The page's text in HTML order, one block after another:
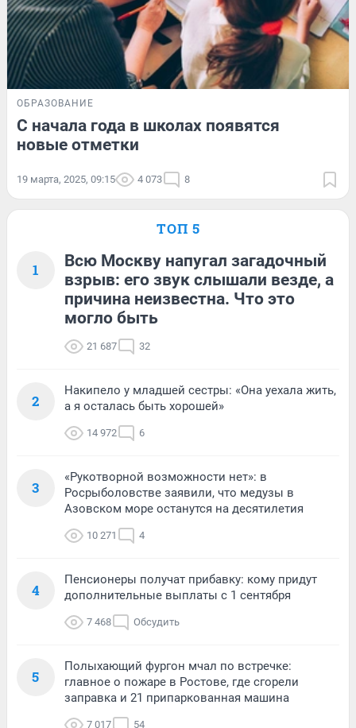
ОБРАЗОВАНИЕ
С начала года в школах появятся
новые отметки
19 марта, 2025, 09:15 4 073 8
ТОП 5
1
Всю Москву напугал загадочный
взрыв: его звук слышали везде, а
причина неизвестна. Что это
могло быть
21 687 32
2
Накипело у младшей сестры: «Она уехала жить,
а я осталась быть хорошей»
14 972 6
3
«Рукотворной возможности нет»: в
Росрыболовстве заявили, что медузы в
Азовском море останутся на десятилетия
10 271 4
4
Пенсионеры получат прибавку: кому придут
дополнительные выплаты с 1 сентября
7 468 Обсудить
5
Полыхающий фургон мчал по встречке:
главное о пожаре в Ростове, где сгорели
заправка и 21 припаркованная машина
7 017 54